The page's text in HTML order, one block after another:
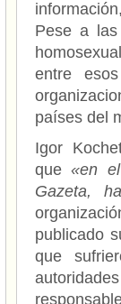
Pese a las
entre
países del
Igor
que«en
Gazeta,
publicado
que